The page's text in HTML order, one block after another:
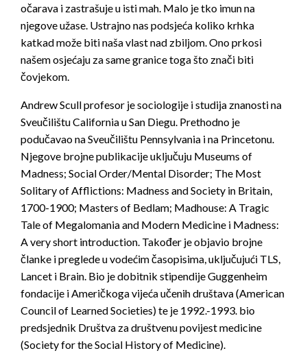
očarava i zastrašuje u isti mah. Malo je tko imun na
njegove užase. Ustrajno nas podsjeća koliko krhka
katkad može biti naša vlast nad zbiljom. Ono prkosi
našem osjećaju za same granice toga što znači biti
čovjekom.
Andrew Scull profesor je sociologije i studija znanosti na
Sveučilištu California u San Diegu. Prethodno je
podučavao na Sveučilištu Pennsylvania i na Princetonu.
Njegove brojne publikacije uključuju Museums of
Madness; Social Order/Mental Disorder; The Most
Solitary of Afflictions: Madness and Society in Britain,
1700-1900; Masters of Bedlam; Madhouse: A Tragic
Tale of Megalomania and Modern Medicine i Madness:
A very short introduction. Također je objavio brojne
članke i preglede u vodećim časopisima, uključujući TLS,
Lancet i Brain. Bio je dobitnik stipendije Guggenheim
fondacije i Američkoga vijeća učenih društava (American
Council of Learned Societies) te je 1992.-1993. bio
predsjednik Društva za društvenu povijest medicine
(Society for the Social History of Medicine).